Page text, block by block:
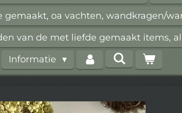
gemaakt, oa vachten, wandkragen/
van de met liefde gemaakt items,
Informatie